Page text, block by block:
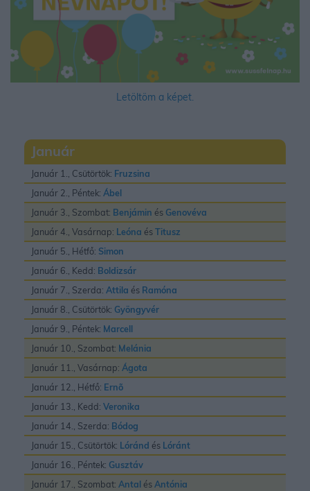
Letöltöm a képet.
Január
Január 1., Csütörtök: Fruzsina
Január 2., Péntek: Ábel
Január 3., Szombat: Benjámin és Genovéva
Január 4., Vasárnap: Leóna ésTitusz
Január 5., Hétfő: Simon
Január 6., Kedd: Boldizsár
Január 7., Szerda: Attila és Ramóna
Január 8., Csütörtök: Gyöngyvér
Január 9., Péntek: Marcell
Január 10., Szombat: Melánia
Január 11., Vasárnap: Ágota
Január 12., Hétfő: Ernõ
Január 13., Kedd: Veronika
Január 14., Szerda: Bódog
Január 15., Csütörtök: Lóránd és Lóránt
Január 16., Péntek: Gusztáv
Január 17., Szombat: Antal ésAntónia